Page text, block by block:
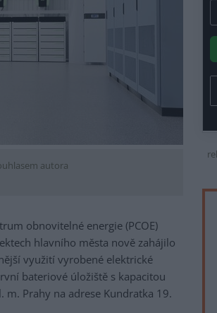
autora
obnovitelné energie (PCOE)
hlavního města nově zahájilo
využití vyrobené elektrické
bateriové úložiště s kapacitou
m. Prahy na adrese Kundratka 19.